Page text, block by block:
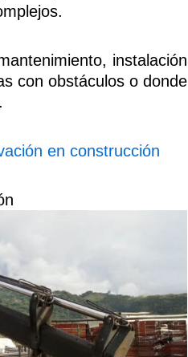
instalación
con obstáculos o donde
en construcción